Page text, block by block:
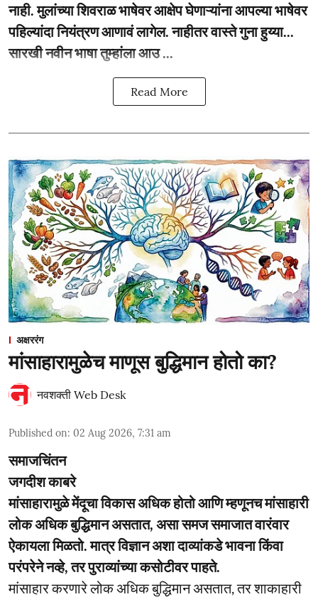
नाही. मुलांच्या शिवराळ भाषेवर आक्षेप घेणाऱ्यांना आपल्या भाषेवर
पहिल्यांदा नियंत्रण आणावं लागेल. नाहीतर वास्ते गुना हुय्या...
सारखी नवीन भाषा तुम्हांला आउ ...
Read More
अक्षररंग
मांसाहारामुळेच माणूस बुद्धिमान होतो का?
नवशक्ती Web Desk
Published on: 02 Aug 2026, 7:31 am
समाजचिंतन
जगदीश काबरे
मांसाहारामुळे मेंदूचा विकास अधिक होतो आणि म्हणूनच मांसाहारी
लोक अधिक बुद्धिमान असतात, असा समज समाजात वारंवार
ऐकायला मिळतो. मात्र विज्ञान अशा दाव्यांकडे भावना किंवा
परंपरेने नव्हे, तर पुराव्यांच्या कसोटीवर पाहते.
मांसाहार करणारे लोक अधिक बुद्धिमान असतात, तर शाकाहारी